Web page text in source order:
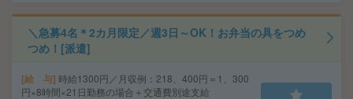
＼急募4名＊2カ月限定／週3日～OK！お弁当の具をつめ
つめ！[派遣]
給 与 時給1300円／月収例：218、400円＝1、300
円×8時間×21日勤務の場合＋交通費別途支給